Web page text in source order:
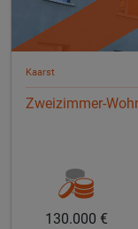
Kaarst
Zweizimmer-
130.000 €